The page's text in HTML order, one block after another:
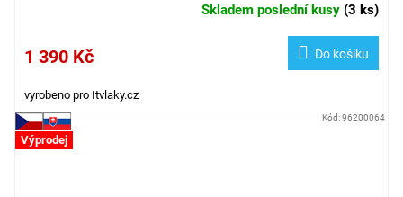
Skladem poslední kusy (3 ks)
1 390 Kč Do košíku
vyrobeno pro Itvlaky.cz
Výprodej
Kód:96200064